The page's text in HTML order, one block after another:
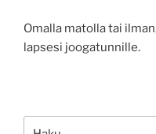
Omalla matolla tai
lapsesi joogatunnille.